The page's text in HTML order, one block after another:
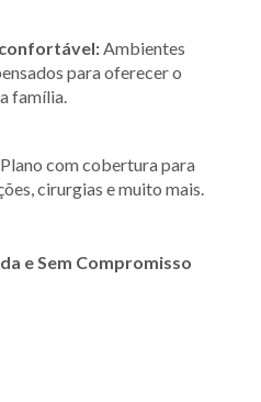
Ambientes
para oferecer o
família.
Plano com cobertura para
cirurgias e muito mais.
e Sem Compromisso